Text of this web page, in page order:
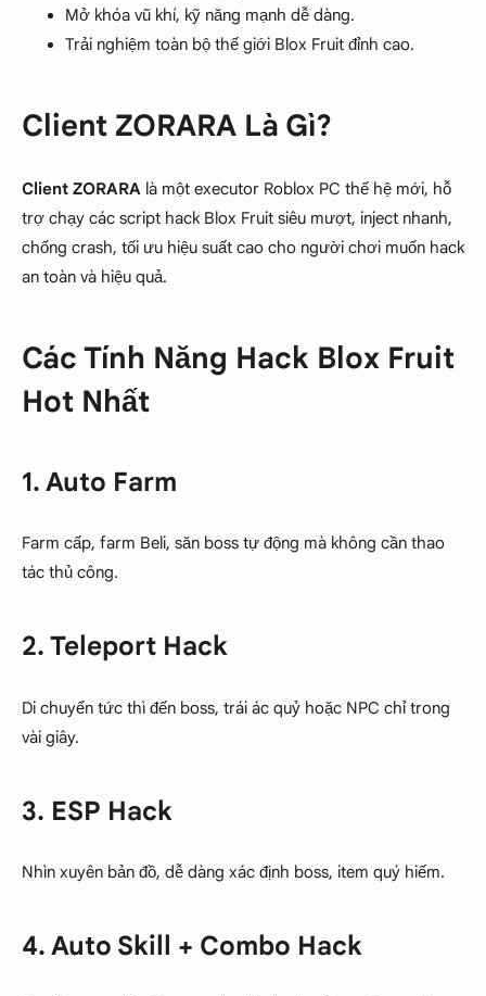
Mở khóa vũ khí, kỹ năng mạnh dễ dàng.
Trải nghiệm toàn bộ thế giới Blox Fruit đỉnh cao.
Client ZORARA Là Gì?
Client ZORARA là một executor Roblox PC thế hệ mới, hỗ
trợ chạy các script hack Blox Fruit siêu mượt, inject nhanh,
chống crash, tối ưu hiệu suất cao cho người chơi muốn hack
an toàn và hiệu quả.
Các Tính Năng Hack Blox Fruit
Hot Nhất
1. Auto Farm
Farm cấp, farm Beli, săn boss tự động mà không cần thao
tác thủ công.
2. Teleport Hack
Di chuyển tức thì đến boss, trái ác quỷ hoặc NPC chỉ trong
vài giây.
3. ESP Hack
Nhìn xuyên bản đồ, dễ dàng xác định boss, item quý hiếm.
4. Auto Skill + Combo Hack